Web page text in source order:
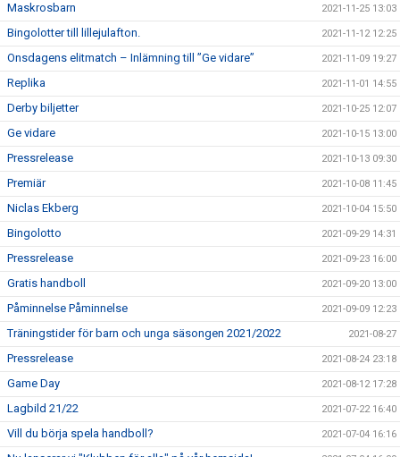
Maskrosbarn 2021-11-25 13:03
Bingolotter till lillejulafton. 2021-11-12 12:25
Onsdagens elitmatch – Inlämning till ”Ge vidare” 2021-11-09 19:27
Replika 2021-11-01 14:55
Derby biljetter 2021-10-25 12:07
Ge vidare 2021-10-15 13:00
Pressrelease 2021-10-13 09:30
Premiär 2021-10-08 11:45
Niclas Ekberg 2021-10-04 15:50
Bingolotto 2021-09-29 14:31
Pressrelease 2021-09-23 16:00
Gratis handboll 2021-09-20 13:00
Påminnelse Påminnelse 2021-09-09 12:23
Träningstider för barn och unga säsongen 2021/2022 2021-08-27
Pressrelease 2021-08-24 23:18
Game Day 2021-08-12 17:28
Lagbild 21/22 2021-07-22 16:40
Vill du börja spela handboll? 2021-07-04 16:16